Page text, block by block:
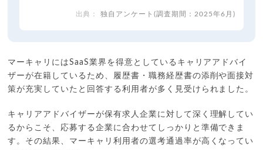
独自アンケート(調査期間：2025年6月)
マーキャリにはSaaS業界を得意としているキャリアアドバイ
ザーが在籍しているため、履歴書・職務経歴書の添削や面接対
策が充実していたと回答する利用者が多く見受けられました。
キャリアアドバイザーが保有求人企業に対して深く理解してい
るからこそ、応募する企業に合わせてしっかりと準備できま
す。その結果、マーキャリ利用者の選考通過率が高くなってい